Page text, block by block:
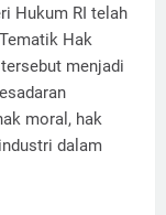
Hukum RI telah
Hak
menjadi
moral, hak
dalam